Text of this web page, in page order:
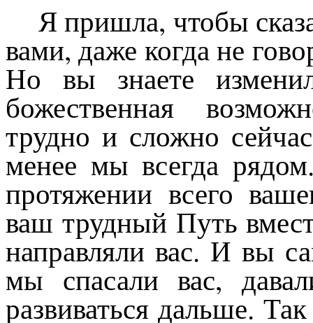
Я пришла, чтобы
вами, даже когда не
Но вы знаете
божественная
трудно и сложно
менее мы всегда
протяжении всего
ваш трудный Путь
направляли вас. И вы
мы спасали вас,
развиваться дальше.